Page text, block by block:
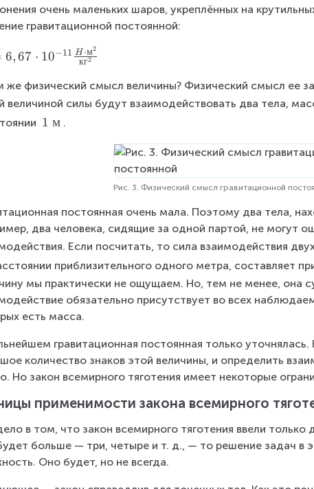
очень маленьких шаров, укреплённых на
гравитационной постоянной:
6,67 ⋅ 10−11
кг2
H⋅м2
же физический смысл величины? Физический смысл ее
величиной силы будут взаимодействовать два тела,
1
1 м .
Рис. 3. Физический смысл гравитационной
постоянная очень мала. Поэтому два тела,
два человека, сидящие за одной партой, не могут
Если посчитать, то сила взаимодействия
приблизительного одного метра, составляет
мы практически не ощущаем. Но, тем не менее, она
обязательно присутствует во всех
есть масса.
гравитационная постоянная только
количество знаков этой величины, и определить
Но закон всемирного тяготения имеет некоторые
применимости закона всемирного
в том, что закон всемирного тяготения ввели
больше — три, четыре и т. д., — то решение задач в
Оно будет, но не всегда.